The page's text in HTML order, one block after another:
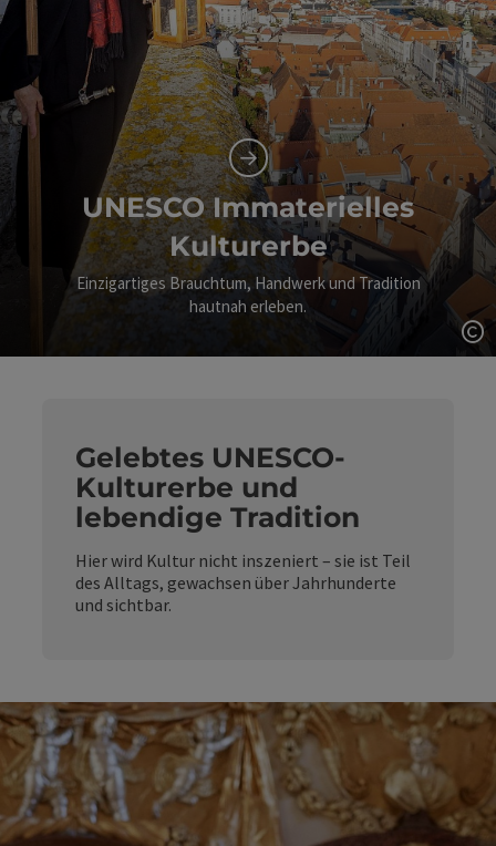
UNESCO Immaterielles
Kulturerbe
Einzigartiges Brauchtum, Handwerk und Tradition
hautnah erleben.
Gelebtes UNESCO-
Kulturerbe und
lebendige Tradition
Hier wird Kultur nicht inszeniert – sie ist Teil
des Alltags, gewachsen über Jahrhunderte
und sichtbar.